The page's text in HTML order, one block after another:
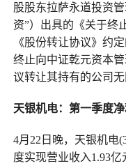
股股东拉萨永道投资
资”）出具的《关于终
《股份转让协议》约
终止向中证乾元资本
议转让其持有的公司无
天银机电：第一季度
4月22日晚，天银机电
度实现营业收入1.93